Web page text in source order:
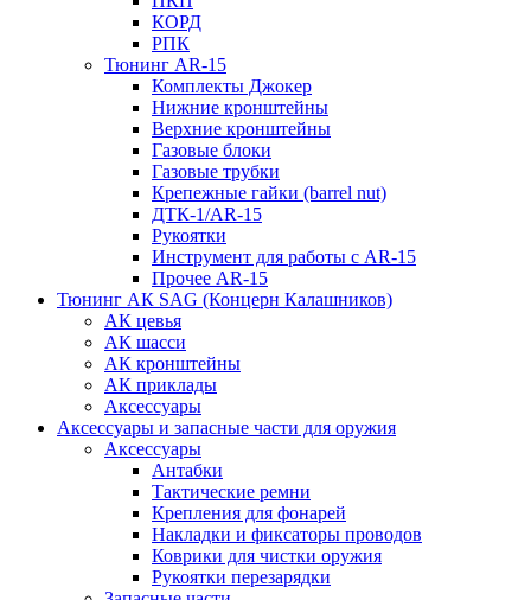
КОРД
РПК
Тюнинг AR-15
Комплекты Джокер
Нижние кронштейны
Верхние кронштейны
Газовые блоки
Газовые трубки
Крепежные гайки (barrel nut)
ДТК-1/AR-15
Рукоятки
Инструмент для работы с AR-15
Прочее AR-15
Тюнинг АК SAG (Концерн Калашников)
АК цевья
АК шасси
АК кронштейны
АК приклады
Аксессуары
Аксессуары и запасные части для оружия
Аксессуары
Антабки
Тактические ремни
Крепления для фонарей
Накладки и фиксаторы проводов
Коврики для чистки оружия
Рукоятки перезарядки